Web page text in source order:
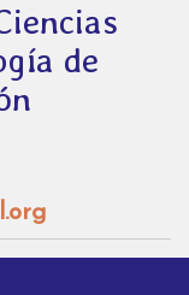
de